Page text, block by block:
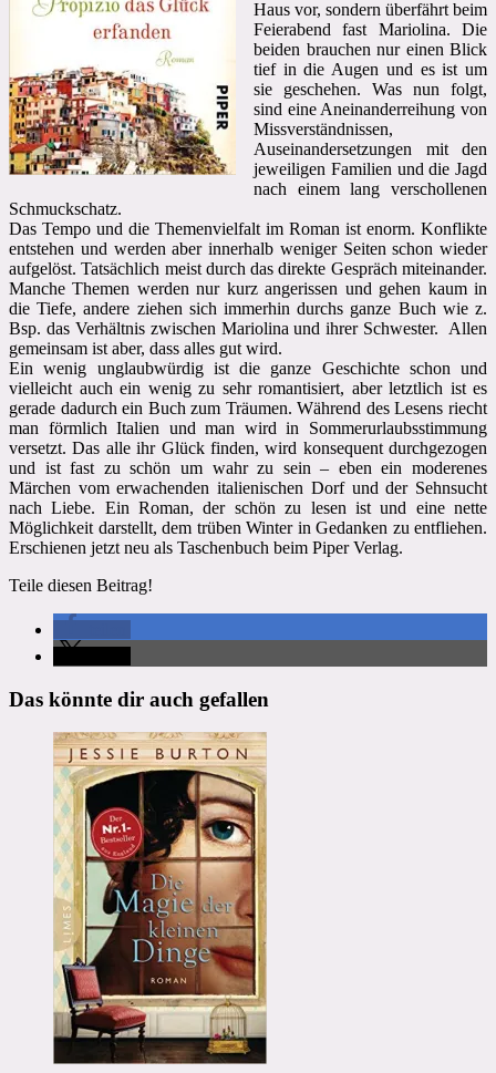
Haus vor, sondern überfährt beim
Feierabend fast Mariolina. Die
beiden brauchen nur einen Blick
tief in die Augen und es ist um
sie geschehen. Was nun folgt,
sind eine Aneinanderreihung von
Missverständnissen,
Auseinandersetzungen mit den
jeweiligen Familien und die Jagd
nach einem lang verschollenen
Schmuckschatz.
Das Tempo und die Themenvielfalt im Roman ist enorm. Konflikte
entstehen und werden aber innerhalb weniger Seiten schon wieder
aufgelöst. Tatsächlich meist durch das direkte Gespräch miteinander.
Manche Themen werden nur kurz angerissen und gehen kaum in
die Tiefe, andere ziehen sich immerhin durchs ganze Buch wie z.
Bsp. das Verhältnis zwischen Mariolina und ihrer Schwester. Allen
gemeinsam ist aber, dass alles gut wird.
Ein wenig unglaubwürdig ist die ganze Geschichte schon und
vielleicht auch ein wenig zu sehr romantisiert, aber letztlich ist es
gerade dadurch ein Buch zum Träumen. Während des Lesens riecht
man förmlich Italien und man wird in Sommerurlaubsstimmung
versetzt. Das alle ihr Glück finden, wird konsequent durchgezogen
und ist fast zu schön um wahr zu sein – eben ein moderenes
Märchen vom erwachenden italienischen Dorf und der Sehnsucht
nach Liebe. Ein Roman, der schön zu lesen ist und eine nette
Möglichkeit darstellt, dem trüben Winter in Gedanken zu entfliehen.
Erschienen jetzt neu als Taschenbuch beim Piper Verlag.
Teile diesen Beitrag!
Das könnte dir auch gefallen